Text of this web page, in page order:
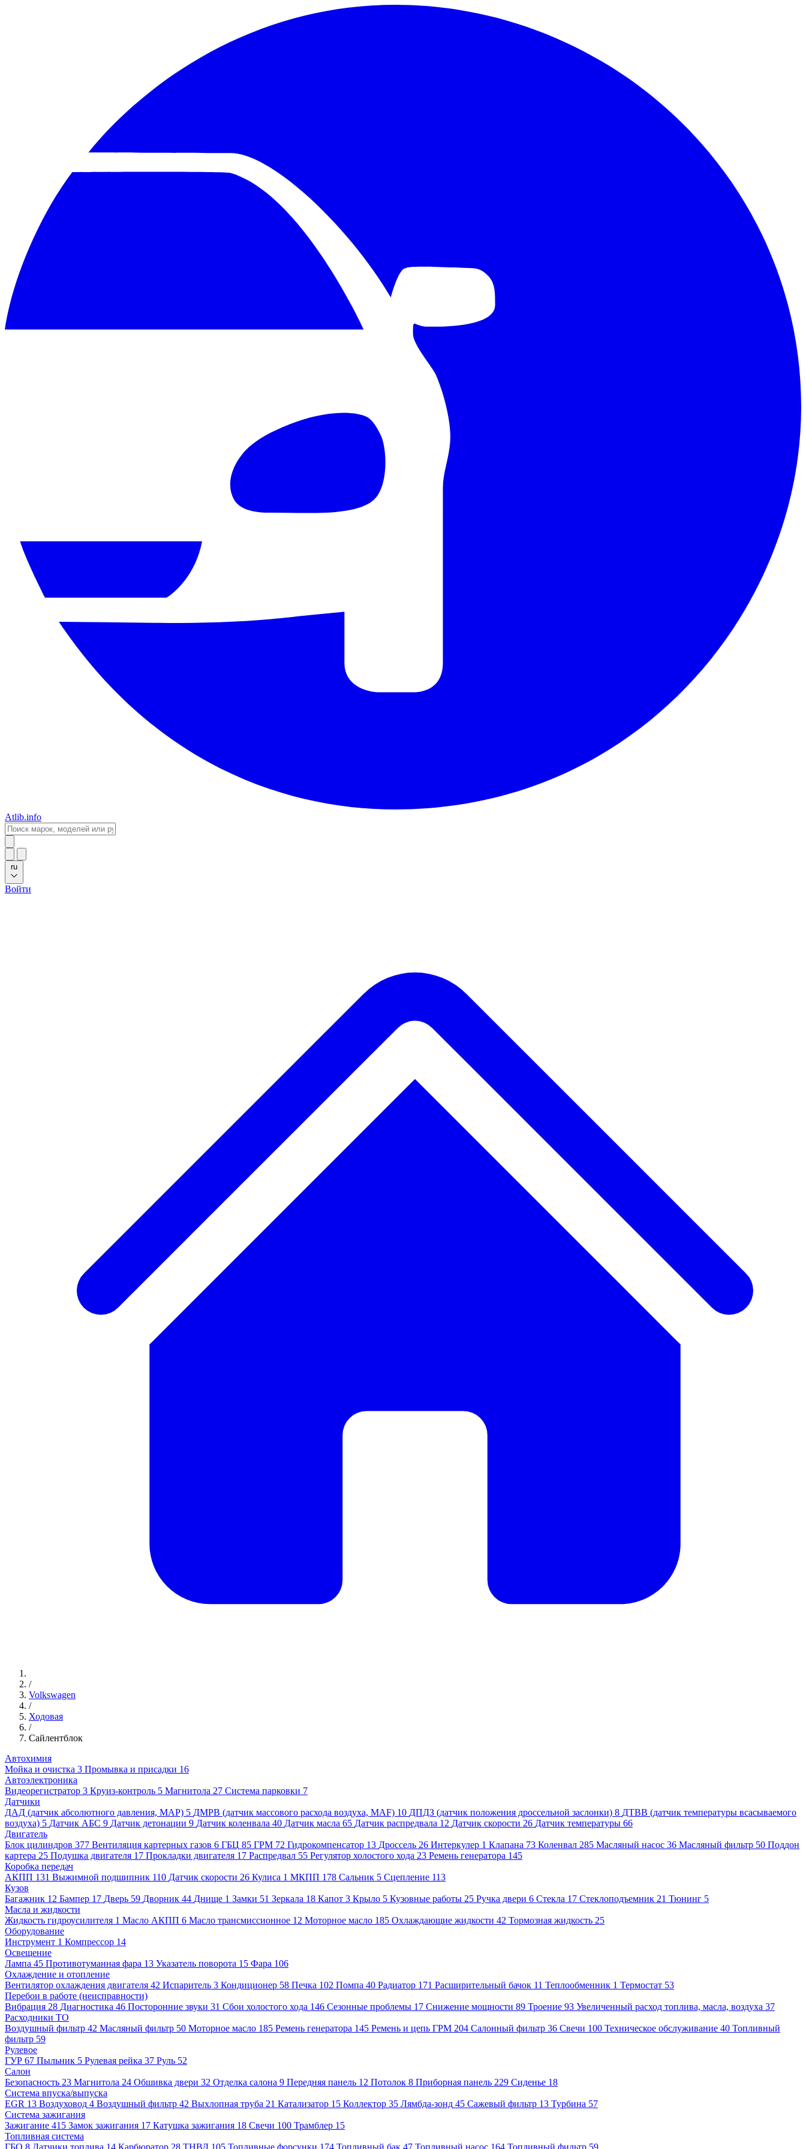
Atlib.info
ru
Войти
/
Volkswagen
/
Ходовая
/
Сайлентблок
Автохимия
Мойка и очистка 3 Промывка и присадки 16
Автоэлектроника
Видеорегистратор 3 Круиз-контроль 5 Магнитола 27 Система парковки 7
Датчики
ДАД (датчик абсолютного давления, MAP) 5 ДМРВ (датчик массового расхода воздуха, MAF) 10 ДПДЗ (датчик положения дроссельной заслонки) 8 ДТВВ (датчик температуры всасываемого
воздуха) 5 Датчик АБС 9 Датчик детонации 9 Датчик коленвала 40 Датчик масла 65 Датчик распредвала 12 Датчик скорости 26 Датчик температуры 66
Двигатель
Блок цилиндров 377 Вентиляция картерных газов 6 ГБЦ 85 ГРМ 72 Гидрокомпенсатор 13 Дроссель 26 Интеркулер 1 Клапана 73 Коленвал 285 Масляный насос 36 Масляный фильтр 50 Поддон
картера 25 Подушка двигателя 17 Прокладки двигателя 17 Распредвал 55 Регулятор холостого хода 23 Ремень генератора 145
Коробка передач
АКПП 131 Выжимной подшипник 110 Датчик скорости 26 Кулиса 1 МКПП 178 Сальник 5 Сцепление 113
Кузов
Багажник 12 Бампер 17 Дверь 59 Дворник 44 Днище 1 Замки 51 Зеркала 18 Капот 3 Крыло 5 Кузовные работы 25 Ручка двери 6 Стекла 17 Стеклоподъемник 21 Тюнинг 5
Масла и жидкости
Жидкость гидроусилителя 1 Масло АКПП 6 Масло трансмиссионное 12 Моторное масло 185 Охлаждающие жидкости 42 Тормозная жидкость 25
Оборудование
Инструмент 1 Компрессор 14
Освещение
Лампа 45 Противотуманная фара 13 Указатель поворота 15 Фара 106
Охлаждение и отопление
Вентилятор охлаждения двигателя 42 Испаритель 3 Кондиционер 58 Печка 102 Помпа 40 Радиатор 171 Расширительный бачок 11 Теплообменник 1 Термостат 53
Перебои в работе (неисправности)
Вибрация 28 Диагностика 46 Посторонние звуки 31 Сбои холостого хода 146 Сезонные проблемы 17 Снижение мощности 89 Троение 93 Увеличенный расход топлива, масла, воздуха 37
Расходники ТО
Воздушный фильтр 42 Масляный фильтр 50 Моторное масло 185 Ремень генератора 145 Ремень и цепь ГРМ 204 Салонный фильтр 36 Свечи 100 Техническое обслуживание 40 Топливный
фильтр 59
Рулевое
ГУР 67 Пыльник 5 Рулевая рейка 37 Руль 52
Салон
Безопасность 23 Магнитола 24 Обшивка двери 32 Отделка салона 9 Передняя панель 12 Потолок 8 Приборная панель 229 Сиденье 18
Система впуска/выпуска
EGR 13 Воздуховод 4 Воздушный фильтр 42 Выхлопная труба 21 Катализатор 15 Коллектор 35 Лямбда-зонд 45 Сажевый фильтр 13 Турбина 57
Система зажигания
Зажигание 415 Замок зажигания 17 Катушка зажигания 18 Свечи 100 Трамблер 15
Топливная система
ГБО 8 Датчики топлива 14 Карбюратор 28 ТНВД 105 Топливные форсунки 174 Топливный бак 47 Топливный насос 164 Топливный фильтр 59